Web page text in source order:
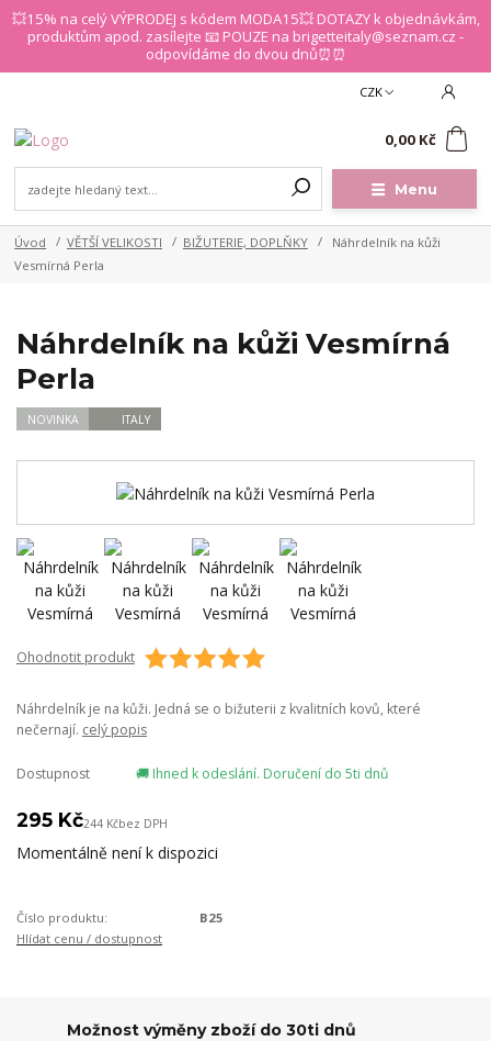
💥15% na celý VÝPRODEJ s kódem MODA15💥 DOTAZY k objednávkám,
produktům apod. zasílejte 📧 POUZE na brigetteitaly@seznam.cz -
odpovídáme do dvou dnů⏰⏰
Menu
CZK
0,00 Kč
Úvod VĚTŠÍ VELIKOSTI BIŽUTERIE, DOPLŇKY
Náhrdelník na kůži
Vesmírná Perla
Náhrdelník na kůži Vesmírná
Perla
NOVINKA ITALY
Ohodnotit produkt
Náhrdelník je na kůži. Jedná se o bižuterii z kvalitních kovů, které
nečernají. celý popis
Dostupnost 🚚 Ihned k odeslání. Doručení do 5ti dnů
295 Kč244 Kčbez DPH
Momentálně není k dispozici
Číslo produktu:
B25
Hlídat cenu / dostupnost
Možnost výměny zboží do 30ti dnů